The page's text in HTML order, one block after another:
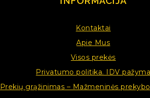
Kontaktai
Apie Mus
Visos prekės
Privatumo politika. IDV pažyma
Prekių grąžinimas – Mažmeninės